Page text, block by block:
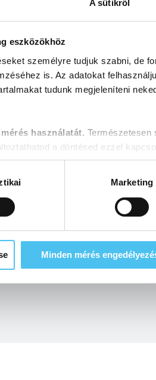
A sütikről
eszközökhöz
személyre tudjuk szabni, de
is. Az adatokat
tudunk megjeleníteni
használatát. Természetesen
a döntésed ezzel
Marketing
Minden mérés